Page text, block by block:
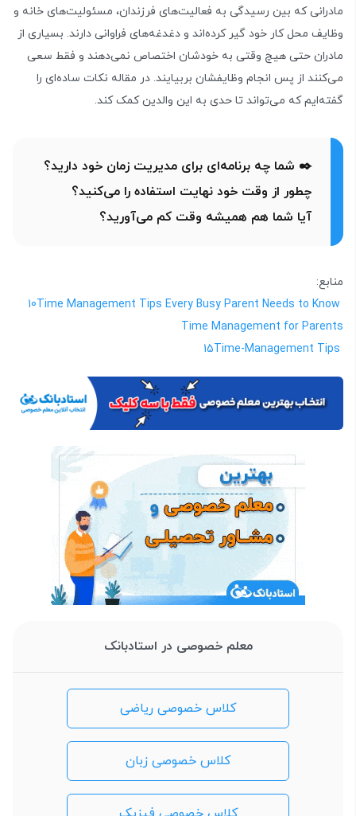
مادرانی که بین رسیدگی به فعالیت‌های فرزندان، مسئولیت‌های خانه و
وظایف محل کار خود گیر کرده‌اند و دغدغه‌های فراوانی دارند. بسیاری از
مادران حتی هیچ وقتی به خودشان اختصاص نمی‌دهند و فقط سعی
می‌کنند از پس انجام وظایفشان بربیایند. در مقاله نکات ساده‌ای را
گفته‌ایم که می‌تواند تا حدی به این والدین کمک کند.
✒️ شما چه برنامه‌ای برای مدیریت زمان خود دارید؟
چطور از وقت خود نهایت استفاده را می‌کنید؟
آیا شما هم همیشه وقت کم می‌آورید؟
منابع:
Time Management for Parents
معلم خصوصی در استادبانک
کلاس خصوصی ریاضی
کلاس خصوصی زبان